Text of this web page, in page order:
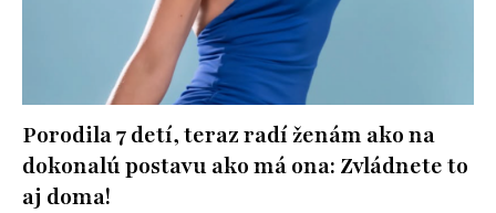
Porodila 7 detí, teraz radí ženám ako na
dokonalú postavu ako má ona: Zvládnete to
aj doma!